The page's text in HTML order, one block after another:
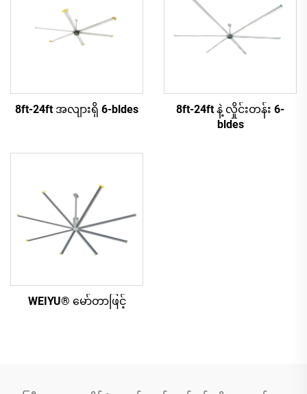
8ft-24ft အလျားရှိ 6-bldes
8ft-24ft နဲ့ လှိုင်းတန်း 6-
bldes
WEIYU® မော်တာဖြင့်